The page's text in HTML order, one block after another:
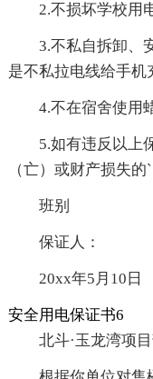
2.不损坏学校用
3.不私自拆卸、
是不私拉电线给手机
4.不在宿舍使用
5.如有违反以上
（亡）或财产损失
班别
保证人：
20xx年5月10日
安全用电保证书6
北斗·玉龙湾项目